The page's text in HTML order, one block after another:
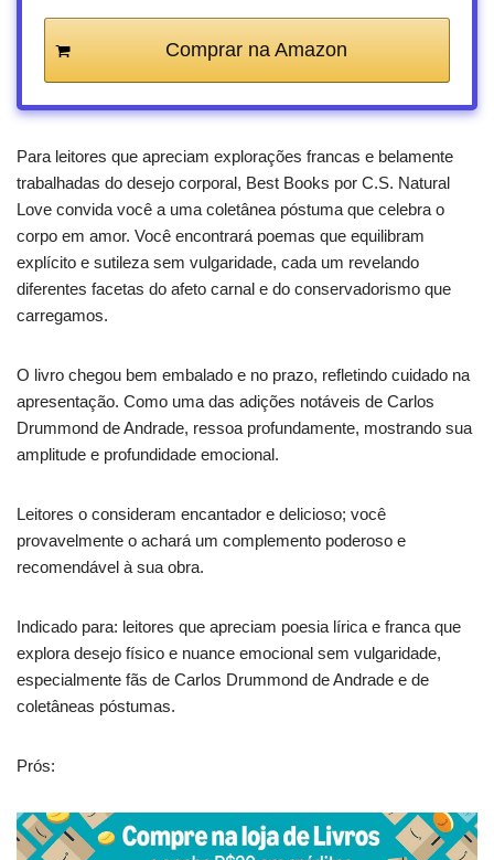
Comprar na Amazon
Para leitores que apreciam explorações francas e belamente
trabalhadas do desejo corporal, Best Books por C.S. Natural
Love convida você a uma coletânea póstuma que celebra o
corpo em amor. Você encontrará poemas que equilibram
explícito e sutileza sem vulgaridade, cada um revelando
diferentes facetas do afeto carnal e do conservadorismo que
carregamos.
O livro chegou bem embalado e no prazo, refletindo cuidado na
apresentação. Como uma das adições notáveis de Carlos
Drummond de Andrade, ressoa profundamente, mostrando sua
amplitude e profundidade emocional.
Leitores o consideram encantador e delicioso; você
provavelmente o achará um complemento poderoso e
recomendável à sua obra.
Indicado para: leitores que apreciam poesia lírica e franca que
explora desejo físico e nuance emocional sem vulgaridade,
especialmente fãs de Carlos Drummond de Andrade e de
coletâneas póstumas.
Prós: